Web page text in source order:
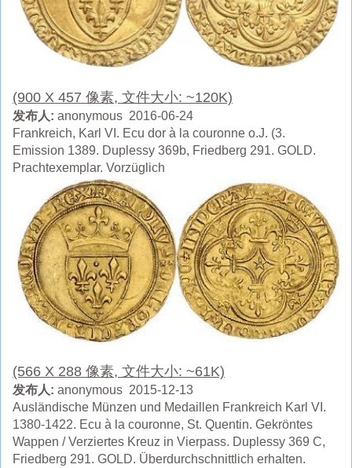
(900 X 457 像素, 文件大小: ~120K)
发布人: anonymous 2016-06-24
Frankreich, Karl VI. Ecu dor à la couronne o.J. (3.
Emission 1389. Duplessy 369b, Friedberg 291. GOLD.
Prachtexemplar. Vorzüglich
(566 X 288 像素, 文件大小: ~61K)
发布人: anonymous 2015-12-13
Ausländische Münzen und Medaillen Frankreich Karl VI.
1380-1422. Ecu à la couronne, St. Quentin. Gekröntes
Wappen / Verziertes Kreuz in Vierpass. Duplessy 369 C,
Friedberg 291. GOLD. Überdurchschnittlich erhalten.